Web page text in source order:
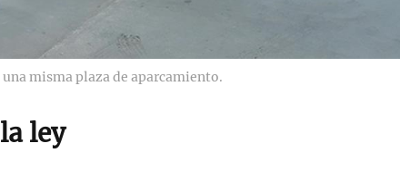
misma plaza de aparcamiento.
ley